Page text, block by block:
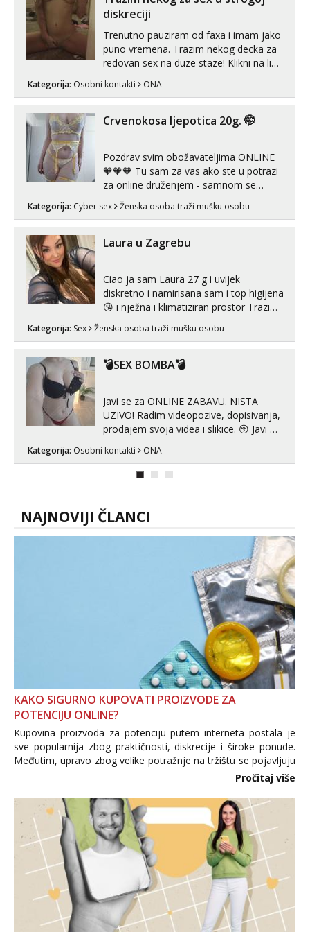
samostojeće itd. Nudim svakakva videa
seksa, puš...
diskreciji
Trenutno pauziram od faxa i imam jako
puno vremena. Trazim nekog decka za
redovan sex na duze staze! Klikni na link
Kategorija: Osobni kontakti ONA
Crvenokosa ljepotica 20g. 🤭
Pozdrav svim obožavateljima ONLINE
🧡🧡🧡 Tu sam za vas ako ste u potrazi
za online druženjem - samnom se
možete zabaviti preko videopoziva, ili
ako vam nisam dovoljna radim i u paru i
😉 Radim i vruća tipkanja uz slike i hot
line pozive. Za vas sam pripremila ...
Kategorija: Cyber sex Ženska osoba traži mušku osobu
Laura u Zagrebu
Ciao ja sam Laura 27 g i uvijek
diskretno i namirisana sam i top higijena
😘 i nježna i klimatiziran prostor Trazim
Pusenje i gutanje sperme Erotsko rublje
tijelu Iskljucivo neradim analni !!! I
Kategorija: Sex Ženska osoba traži mušku osobu
💣SEX BOMBA💣
Javi se za ONLINE ZABAVU. NISTA
UZIVO! Radim videopozive, dopisivanja,
prodajem svoja videa i slikice. 😚 Javi mi
Telegram. +385 91 723 0045
Kategorija: Osobni kontakti ONA
NAJNOVIJI ČLANCI
KAKO SIGURNO KUPOVATI PROIZVODE ZA
POTENCIJU ONLINE?
Kupovina proizvoda za potenciju putem interneta postala je
sve popularnija zbog praktičnosti, diskrecije i široke ponude.
Međutim, upravo zbog velike potražnje na tržištu se pojavljuju
i brojni krivotvoreni proizvodi, nepouzdane internetske
Pročitaj više